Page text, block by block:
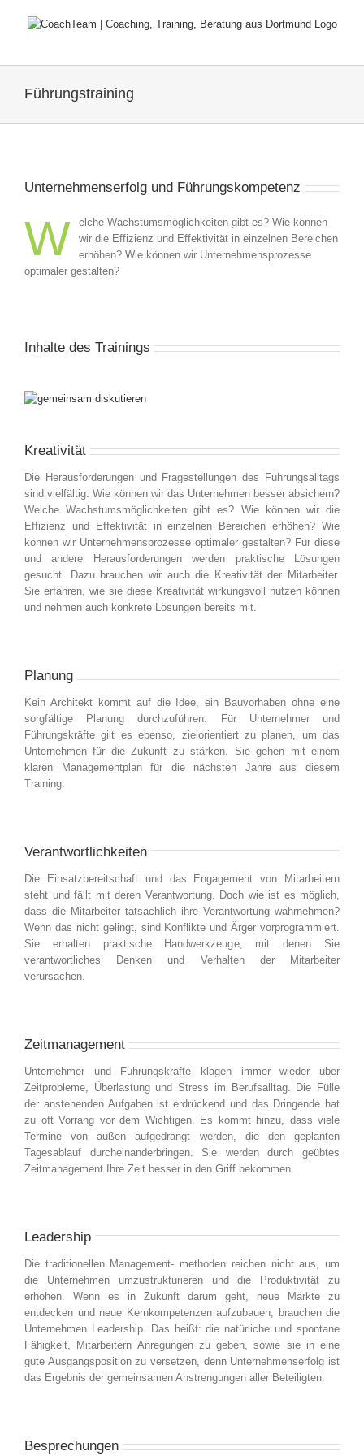
Führungstraining
Unternehmenserfolg und Führungskompetenz
W
elche Wachstumsmöglichkeiten gibt es? Wie können
wir die Effizienz und Effektivität in einzelnen Bereichen
erhöhen? Wie können wir Unternehmensprozesse
optimaler gestalten?
Inhalte des Trainings
Kreativität
Die Herausforderungen und Fragestellungen des Führungsalltags
sind vielfältig: Wie können wir das Unternehmen besser absichern?
Welche Wachstumsmöglichkeiten gibt es? Wie können wir die
Effizienz und Effektivität in einzelnen Bereichen erhöhen? Wie
können wir Unternehmensprozesse optimaler gestalten? Für diese
und andere Herausforderungen werden praktische Lösungen
gesucht. Dazu brauchen wir auch die Kreativität der Mitarbeiter.
Sie erfahren, wie sie diese Kreativität wirkungsvoll nutzen können
und nehmen auch konkrete Lösungen bereits mit.
Planung
Kein Architekt kommt auf die Idee, ein Bauvorhaben ohne eine
sorgfältige Planung durchzuführen. Für Unternehmer und
Führungskräfte gilt es ebenso, zielorientiert zu planen, um das
Unternehmen für die Zukunft zu stärken. Sie gehen mit einem
klaren Managementplan für die nächsten Jahre aus diesem
Training.
Verantwortlichkeiten
Die Einsatzbereitschaft und das Engagement von Mitarbeitern
steht und fällt mit deren Verantwortung. Doch wie ist es möglich,
dass die Mitarbeiter tatsächlich ihre Verantwortung wahrnehmen?
Wenn das nicht gelingt, sind Konflikte und Ärger vorprogrammiert.
Sie erhalten praktische Handwerkzeuge, mit denen Sie
verantwortliches Denken und Verhalten der Mitarbeiter
verursachen.
Zeitmanagement
Unternehmer und Führungskräfte klagen immer wieder über
Zeitprobleme, Überlastung und Stress im Berufsalltag. Die Fülle
der anstehenden Aufgaben ist erdrückend und das Dringende hat
zu oft Vorrang vor dem Wichtigen. Es kommt hinzu, dass viele
Termine von außen aufgedrängt werden, die den geplanten
Tagesablauf durcheinanderbringen. Sie werden durch geübtes
Zeitmanagement Ihre Zeit besser in den Griff bekommen.
Leadership
Die traditionellen Management- methoden reichen nicht aus, um
die Unternehmen umzustrukturieren und die Produktivität zu
erhöhen. Wenn es in Zukunft darum geht, neue Märkte zu
entdecken und neue Kernkompetenzen aufzubauen, brauchen die
Unternehmen Leadership. Das heißt: die natürliche und spontane
Fähigkeit, Mitarbeitern Anregungen zu geben, sowie sie in eine
gute Ausgangsposition zu versetzen, denn Unternehmenserfolg ist
das Ergebnis der gemeinsamen Anstrengungen aller Beteiligten.
Besprechungen